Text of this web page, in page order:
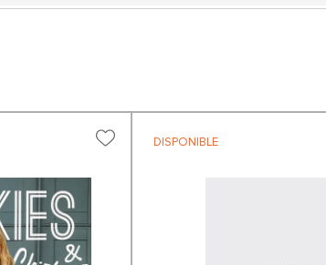
DISPONIBLE